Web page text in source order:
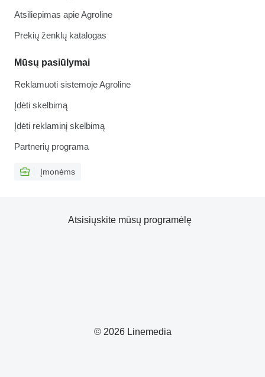
Atsiliepimas apie Agroline
Prekių ženklų katalogas
Mūsų pasiūlymai
Reklamuoti sistemoje Agroline
Įdėti skelbimą
Įdėti reklaminį skelbimą
Partnerių programa
Įmonėms
© 2026 Linemedia
Atsisiųskite mūsų programėlę